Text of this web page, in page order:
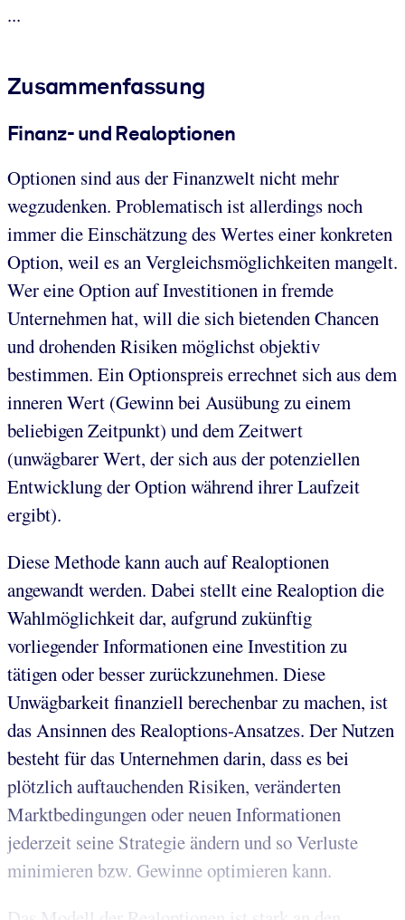
...
Zusammenfassung
Finanz- und Realoptionen
Optionen sind aus der Finanzwelt nicht mehr
wegzudenken. Problematisch ist allerdings noch
immer die Einschätzung des Wertes einer konkreten
Option, weil es an Vergleichsmöglichkeiten mangelt.
Wer eine Option auf Investitionen in fremde
Unternehmen hat, will die sich bietenden Chancen
und drohenden Risiken möglichst objektiv
bestimmen. Ein Optionspreis errechnet sich aus dem
inneren Wert (Gewinn bei Ausübung zu einem
beliebigen Zeitpunkt) und dem Zeitwert
(unwägbarer Wert, der sich aus der potenziellen
Entwicklung der Option während ihrer Laufzeit
ergibt).
Diese Methode kann auch auf Realoptionen
angewandt werden. Dabei stellt eine Realoption die
Wahlmöglichkeit dar, aufgrund zukünftig
vorliegender Informationen eine Investition zu
tätigen oder besser zurückzunehmen. Diese
Unwägbarkeit finanziell berechenbar zu machen, ist
das Ansinnen des Realoptions-Ansatzes. Der Nutzen
besteht für das Unternehmen darin, dass es bei
plötzlich auftauchenden Risiken, veränderten
Marktbedingungen oder neuen Informationen
jederzeit seine Strategie ändern und so Verluste
minimieren bzw. Gewinne optimieren kann.